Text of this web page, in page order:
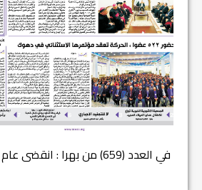
في العدد (659) من بهرا : انقضى عام النصر… م...